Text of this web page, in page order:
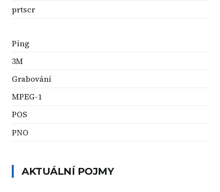
prtscr
Ping
3M
Grabování
MPEG-1
POS
PNO
AKTUÁLNÍ POJMY